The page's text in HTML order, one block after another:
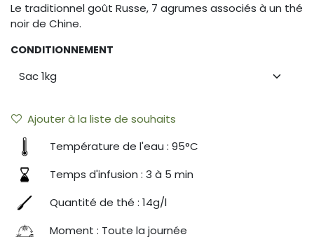
Le traditionnel goût Russe, 7 agrumes associés à un thé
noir de Chine.
CONDITIONNEMENT
Ajouter à la liste de souhaits
Température de l'eau : 95°C
Temps d'infusion : 3 à 5 min
Quantité de thé : 14g/l
Moment : Toute la journée